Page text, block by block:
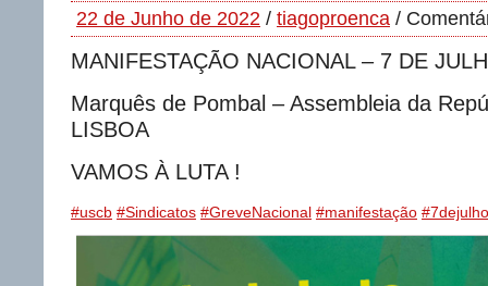
22 de Junho de 2022 / tiagoproenca /
MANIFESTAÇÃO NACIONAL – 7 DE
Marquês de Pombal – Assembleia da
LISBOA
VAMOS À LUTA !
#uscb #Sindicatos #GreveNacional #manifestação #7dejulho